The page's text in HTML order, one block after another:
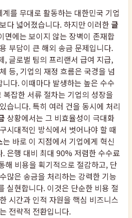
를 무대로 활동하는 대한민국 기업
다 넓어졌습니다. 하지만 이러한글
면에는 보이지 않는 장벽이 존재합
부담이 큰 해외 송금 문제입니다.
, 글로벌 팀의 프리랜서 급여 지급,
등, 기업의 재정 흐름은 국경을 넘
다. 이때마다 발생하는 높은 수수
잡한 서류 절차는 기업의 성장을
습니다. 특히 여러 건을 동시에 처리
상황에서는 그 비효율성이 극대화
시대적인 방식에서 벗어나야 할 때
는 바로 이 지점에서 기업에게 혁신
은행 대비 최대 90% 저렴한 수수료
해 비용을 획기적으로 절감하고, 단
많은 송금을 처리하는 강력한 기능
실현합니다. 이것은 단순한 비용 절
시간과 인적 자원을 핵심 비즈니스
전략적 전환입니다.